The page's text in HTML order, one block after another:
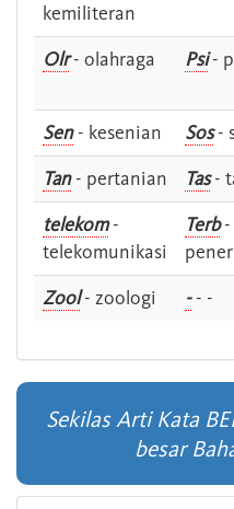
kemiliteran
Olr- olahraga Psi-
Sen- kesenian Sos-
Tan- pertanian Tas-
telekom-
telekomunikasi
Terb-
Zool- zoologi -- -
Sekilas Arti Kata
besar